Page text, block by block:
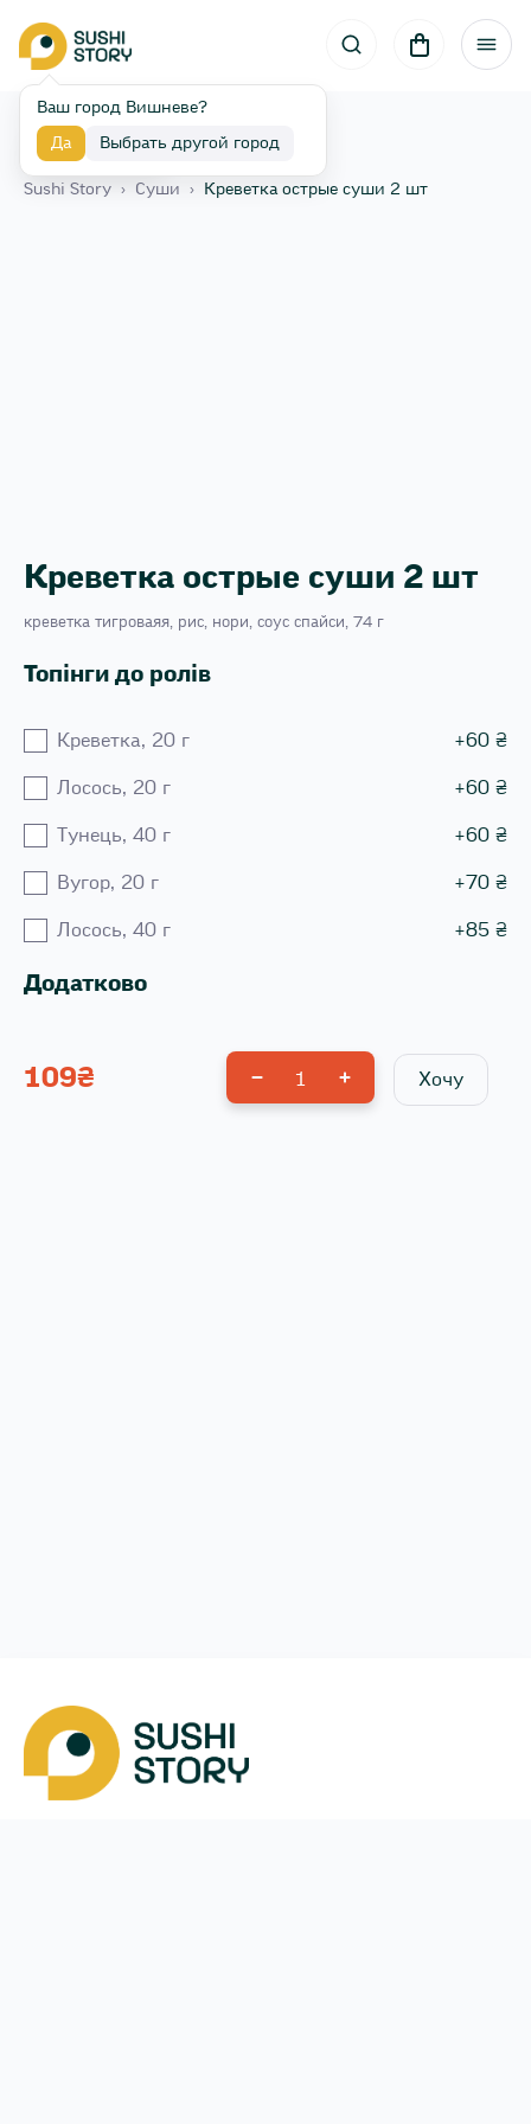
Ваш город Вишневе?
Да Выбрать другой город
Назад
Sushi Story › Суши › Креветка острые суши 2 шт
Креветка острые суши 2 шт
креветка тигроваяя, рис, нори, соус спайси, 74 г
Топінги до ролів
Креветка, 20 г +60 ₴
Лосось, 20 г +60 ₴
Тунець, 40 г +60 ₴
Вугор, 20 г +70 ₴
Лосось, 40 г +85 ₴
Додатково
109₴ 1 Хочу